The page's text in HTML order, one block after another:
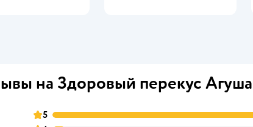
на Здоровый перекус Агуша
5